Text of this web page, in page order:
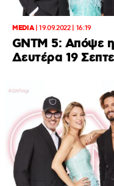
MEDIA|19.09.2022 | 16:19
GNTM 5: Απόψε
Δευτέρα 19